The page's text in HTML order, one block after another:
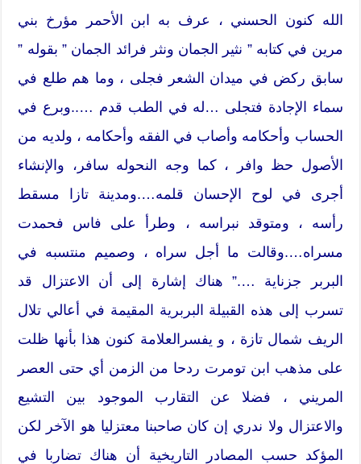
الله كنون الحسني ، عرف به ابن الأحمر مؤرخ بني
مرين في كتابه ” نثير الجمان ونثر فرائد الجمان ” بقوله ”
سابق ركض في ميدان الشعر فجلى ، وما هم طلع في
سماء الإجادة فتجلى …له في الطب قدم …..وبرع في
الحساب وأحكامه وأصاب في الفقه وأحكامه ، ولديه من
الأصول حظ وافر ، كما وجه النحوله سافر، والإنشاء
أجرى في لوح الإحسان قلمه….ومدينة تازا مسقط
رأسه ، ومتوقد نبراسه ، وطرأ على فاس فحمدت
مسراه….وقالت ما أجل سراه ، وصميم منتسبه في
البربر جزناية ….” هناك إشارة إلى أن الاعتزال قد
تسرب إلى هذه القبيلة البربرية المقيمة في أعالي تلال
الريف شمال تازة ، و يفسرالعلامة كنون هذا بأنها ظلت
على مذهب ابن تومرت ردحا من الزمن أي حتى العصر
المريني ، فضلا عن التقارب الموجود بين التشيع
والاعتزال ولا ندري إن كان صاحبنا معتزليا هو الآخر لكن
المؤكد حسب المصادر التاريخية أن هناك تضاربا في